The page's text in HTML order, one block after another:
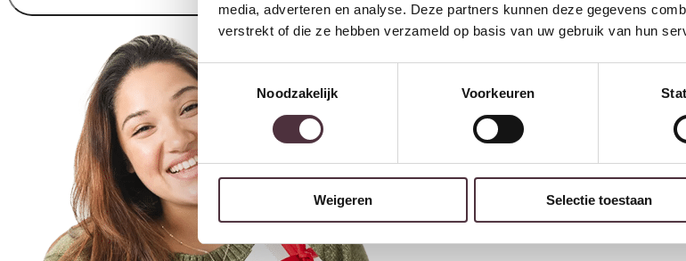
media, adverteren en analyse. Deze partners kunnen deze gegevens
verstrekt of die ze hebben verzameld op basis van uw gebruik van hun
Toestemmingsselectie
Noodzakelijk
Voorkeuren
Weigeren Selectie toestaan